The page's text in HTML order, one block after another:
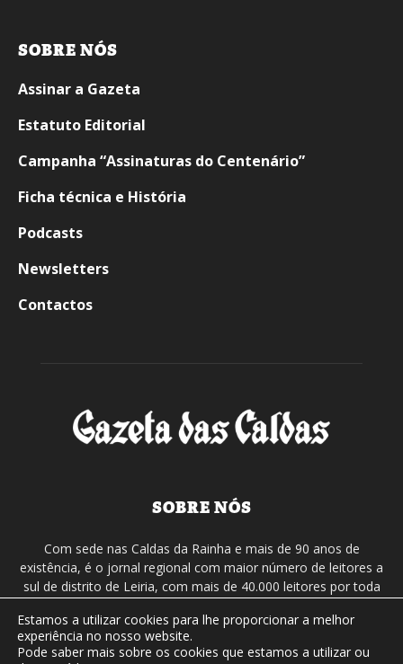
SOBRE NÓS
Assinar a Gazeta
Estatuto Editorial
Campanha “Assinaturas do Centenário”
Ficha técnica e História
Podcasts
Newsletters
Contactos
SOBRE NÓS
Com sede nas Caldas da Rainha e mais de 90 anos de
existência, é o jornal regional com maior número de leitores a
sul de distrito de Leiria, com mais de 40.000 leitores por toda
Continental e assinatura online.
Estamos a utilizar cookies para lhe proporcionar a melhor
experiência no nosso website.
Pode saber mais sobre os cookies que estamos a utilizar ou